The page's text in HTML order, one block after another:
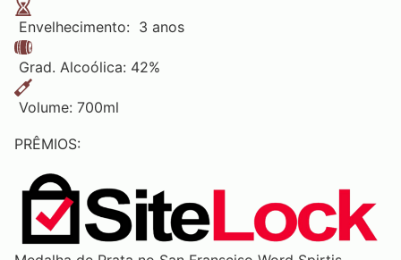
Envelhecimento: 3 anos
Grad. Alcoólica: 42%
Volume: 700ml
PRÊMIOS: